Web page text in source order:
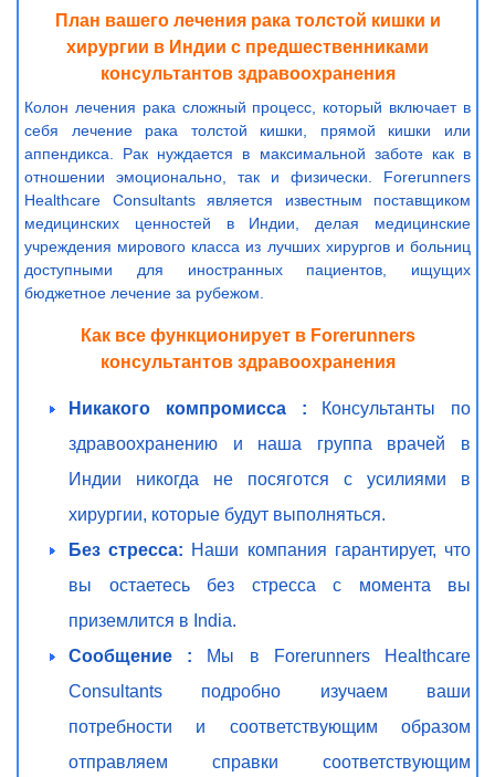
План вашего лечения рака толстой кишки и
хирургии в Индии с предшественниками
консультантов здравоохранения
Колон лечения рака сложный процесс, который включает в
себя лечение рака толстой кишки, прямой кишки или
аппендикса. Рак нуждается в максимальной заботе как в
отношении эмоционально, так и физически. Forerunners
Healthcare Consultants является известным поставщиком
медицинских ценностей в Индии, делая медицинские
учреждения мирового класса из лучших хирургов и больниц
доступными для иностранных пациентов, ищущих
бюджетное лечение за рубежом.
Как все функционирует в Forerunners
консультантов здравоохранения
Никакого компромисса : Консультанты по
здравоохранению и наша группа врачей в
Индии никогда не посяготся с усилиями в
хирургии, которые будут выполняться.
Без стресса: Наши компания гарантирует, что
вы остаетесь без стресса с момента вы
приземлится в India.
Сообщение : Мы в Forerunners Healthcare
Consultants подробно изучаем ваши
потребности и соответствующим образом
отправляем справки соответствующим